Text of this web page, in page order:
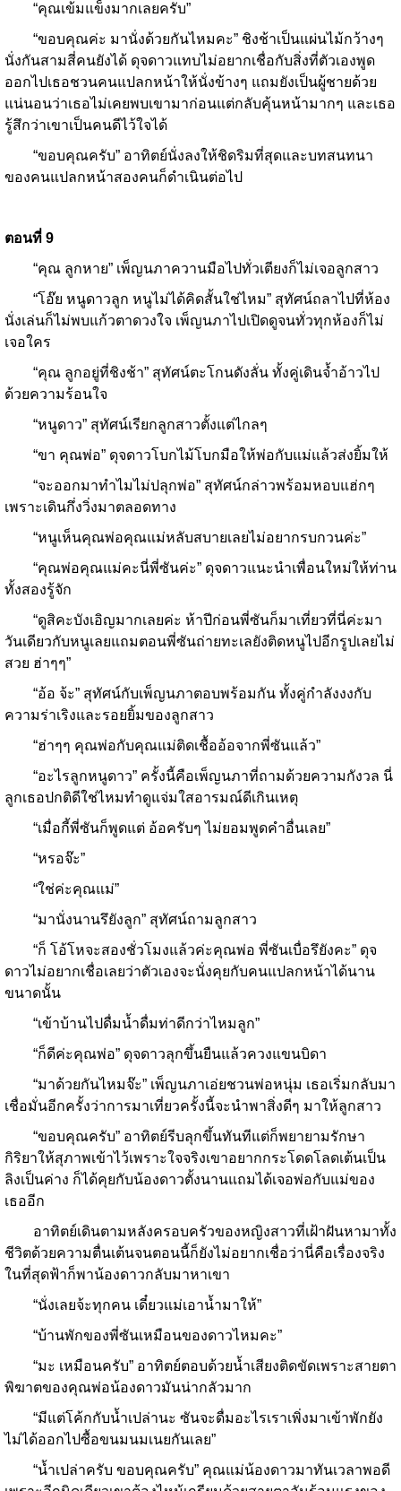
“คุณเข้มแข็งมากเลยครับ”
“ขอบคุณค่ะ มานั่งด้วยกันไหมคะ” ชิงช้าเป็นแผ่นไม้กว้างๆ
นั่งกันสามสี่คนยังได้ ดุจดาวแทบไม่อยากเชื่อกับสิ่งที่ตัวเองพูด
ออกไปเธอชวนคนแปลกหน้าให้นั่งข้างๆ แถมยังเป็นผู้ชายด้วย
แน่นอนว่าเธอไม่เคยพบเขามาก่อนแต่กลับคุ้นหน้ามากๆ และเธอ
รู้สึกว่าเขาเป็นคนดีไว้ใจได้
“ขอบคุณครับ” อาทิตย์นั่งลงให้ชิดริมที่สุดและบทสนทนา
ของคนแปลกหน้าสองคนก็ดำเนินต่อไป
ตอนที่ 9
“คุณ ลูกหาย” เพ็ญนภาควานมือไปทั่วเตียงก็ไม่เจอลูกสาว
“โอ๊ย หนูดาวลูก หนูไม่ได้คิดสั้นใช่ไหม” สุทัศน์ถลาไปที่ห้อง
นั่งเล่นก็ไม่พบแก้วตาดวงใจ เพ็ญนภาไปเปิดดูจนทั่วทุกห้องก็ไม่
เจอใคร
“คุณ ลูกอยู่ที่ชิงช้า” สุทัศน์ตะโกนดังลั่น ทั้งคู่เดินจ้ำอ้าวไป
ด้วยความร้อนใจ
“หนูดาว” สุทัศน์เรียกลูกสาวตั้งแต่ไกลๆ
“ขา คุณพ่อ” ดุจดาวโบกไม้โบกมือให้พ่อกับแม่แล้วส่งยิ้มให้
“จะออกมาทำไมไม่ปลุกพ่อ” สุทัศน์กล่าวพร้อมหอบแฮ่กๆ
เพราะเดินกึ่งวิ่งมาตลอดทาง
“หนูเห็นคุณพ่อคุณแม่หลับสบายเลยไม่อยากรบกวนค่ะ”
“คุณพ่อคุณแม่คะนี่พี่ซันค่ะ” ดุจดาวแนะนำเพื่อนใหม่ให้ท่าน
ทั้งสองรู้จัก
“ดูสิคะบังเอิญมากเลยค่ะ ห้าปีก่อนพี่ซันก็มาเที่ยวที่นี่ค่ะมา
วันเดียวกับหนูเลยแถมตอนพี่ซันถ่ายทะเลยังติดหนูไปอีกรูปเลยไม่
สวย ฮ่าๆๆ”
“อ้อ จ้ะ” สุทัศน์กับเพ็ญนภาตอบพร้อมกัน ทั้งคู่กำลังงงกับ
ความร่าเริงและรอยยิ้มของลูกสาว
“ฮ่าๆๆ คุณพ่อกับคุณแม่ติดเชื้ออ้อจากพี่ซันแล้ว”
“อะไรลูกหนูดาว” ครั้งนี้คือเพ็ญนภาที่ถามด้วยความกังวล นี่
ลูกเธอปกติดีใช่ไหมทำดูแจ่มใสอารมณ์ดีเกินเหตุ
“เมื่อกี้พี่ซันก็พูดแต่ อ้อครับๆ ไม่ยอมพูดคำอื่นเลย”
“หรอจ๊ะ”
“ใช่ค่ะคุณแม่”
“มานั่งนานรึยังลูก” สุทัศน์ถามลูกสาว
“ก็ โอ้โหจะสองชั่วโมงแล้วค่ะคุณพ่อ พี่ซันเบื่อรึยังคะ” ดุจ
ดาวไม่อยากเชื่อเลยว่าตัวเองจะนั่งคุยกับคนแปลกหน้าได้นาน
ขนาดนั้น
“เข้าบ้านไปดื่มน้ำดื่มท่าดีกว่าไหมลูก”
“ก็ดีค่ะคุณพ่อ” ดุจดาวลุกขึ้นยืนแล้วควงแขนบิดา
“มาด้วยกันไหมจ๊ะ” เพ็ญนภาเอ่ยชวนพ่อหนุ่ม เธอเริ่มกลับมา
เชื่อมั่นอีกครั้งว่าการมาเที่ยวครั้งนี้จะนำพาสิ่งดีๆ มาให้ลูกสาว
“ขอบคุณครับ” อาทิตย์รีบลุกขึ้นทันทีแต่ก็พยายามรักษา
กิริยาให้สุภาพเข้าไว้เพราะใจจริงเขาอยากกระโดดโลดเต้นเป็น
ลิงเป็นค่าง ก็ได้คุยกับน้องดาวตั้งนานแถมได้เจอพ่อกับแม่ของ
เธออีก
อาทิตย์เดินตามหลังครอบครัวของหญิงสาวที่เฝ้าฝันหามาทั้ง
ชีวิตด้วยความตื่นเต้นจนตอนนี้ก็ยังไม่อยากเชื่อว่านี่คือเรื่องจริง
ในที่สุดฟ้าก็พาน้องดาวกลับมาหาเขา
“นั่งเลยจ้ะทุกคน เดี๋ยวแม่เอาน้ำมาให้”
“บ้านพักของพี่ซันเหมือนของดาวไหมคะ”
“มะ เหมือนครับ” อาทิตย์ตอบด้วยน้ำเสียงติดขัดเพราะสายตา
พิฆาตของคุณพ่อน้องดาวมันน่ากลัวมาก
“มีแต่โค้กกับน้ำเปล่านะ ซันจะดื่มอะไรเราเพิ่งมาเข้าพักยัง
ไม่ได้ออกไปซื้อขนมนมเนยกันเลย”
“น้ำเปล่าครับ ขอบคุณครับ” คุณแม่น้องดาวมาทันเวลาพอดี